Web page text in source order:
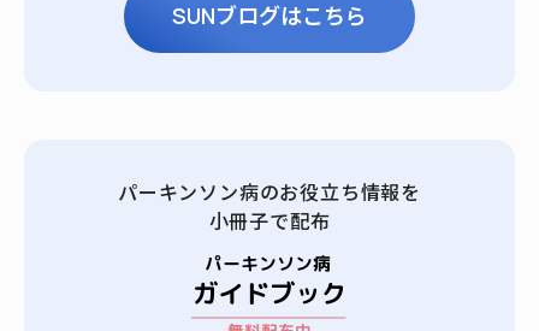
SUNブログはこちら
パーキンソン病のお役立ち情報を
小冊子で配布